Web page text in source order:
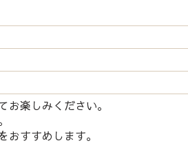
楽しみください。
すすめします。